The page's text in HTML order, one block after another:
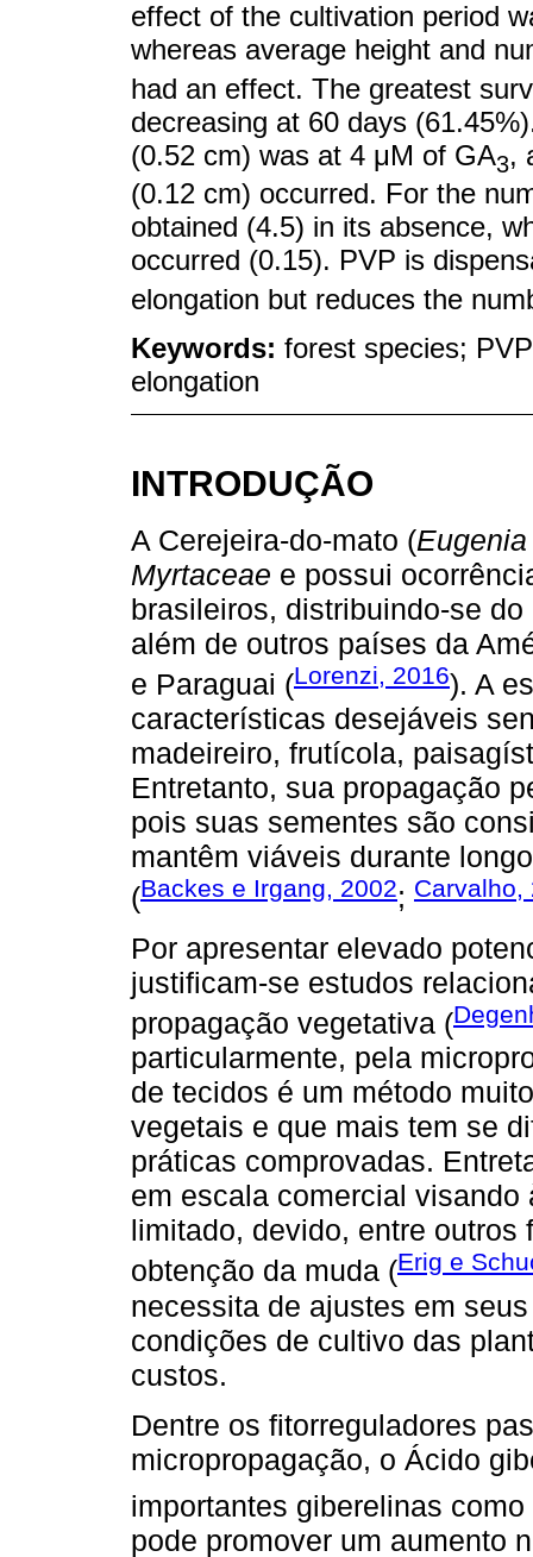
effect of the cultivation period
whereas average height and
had an effect. The greatest
decreasing at 60 days
(0.52 cm) was at 4 μM of GA3,
(0.12 cm) occurred. For the
obtained (4.5) in its absence,
occurred (0.15). PVP is
elongation but reduces the
Keywords: forest species;
elongation
INTRODUÇÃO
A Cerejeira-do-mato (
Myrtaceae e possui
brasileiros, distribuindo-se
além de outros países da
e Paraguai (Lorenzi, 2016). A
características desejáveis
madeireiro, frutícola,
Entretanto, sua propagação
pois suas sementes são
mantêm viáveis durante
(Backes e Irgang, 2002; Carvalho,
Por apresentar elevado
justificam-se estudos
propagação vegetativa (
particularmente, pela
de tecidos é um método
vegetais e que mais tem se
práticas comprovadas.
em escala comercial
limitado, devido, entre outros
obtenção da muda (Erig e
necessita de ajustes em
condições de cultivo das
custos.
Dentre os fitorreguladores
micropropagação, o Ácido
importantes giberelinas
pode promover um aumento